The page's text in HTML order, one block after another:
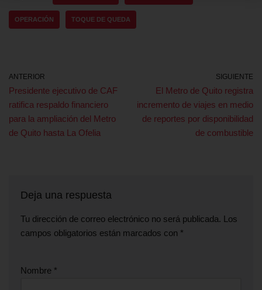
OPERACIÓN TOQUE DE QUEDA
ANTERIOR
Presidente ejecutivo de CAF
ratifica respaldo financiero
para la ampliación del Metro
de Quito hasta La Ofelia
SIGUIENTE
El Metro de Quito registra
incremento de viajes en medio
de reportes por disponibilidad
de combustible
Deja una respuesta
Tu dirección de correo electrónico no será publicada. Los
campos obligatorios están marcados con *
Nombre *